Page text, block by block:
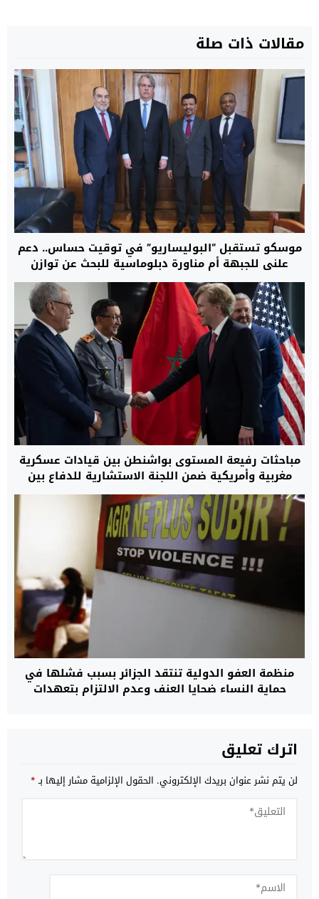
مقالات ذات صلة
موسكو تستقبل “البوليساريو” في توقيت حساس.. دعم
علني للجبهة أم مناورة دبلوماسية للبحث عن توازن
مفقود أمام تصاعد الدعم الدولي لمقترح لحكم الذاتي
المغربي؟
مباحثات رفيعة المستوى بواشنطن بين قيادات عسكرية
مغربية وأمريكية ضمن اللجنة الاستشارية للدفاع بين
البلدين
منظمة العفو الدولية تنتقد الجزائر بسبب فشلها في
حماية النساء ضحايا العنف وعدم الالتزام بتعهدات
اترك تعليق
لن يتم نشر عنوان بريدك الإلكتروني. الحقول الإلزامية مشار إليها بـ*